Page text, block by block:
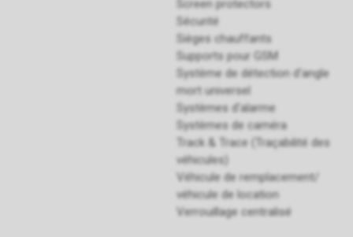
Screen protectors
Sécurité
Sièges chauffants
Supports pour GSM
Système de détection d'angle
mort universel
Systèmes d'alarme
Systèmes de caméra
Track & Trace (Traçabilité des
véhicules)
Véhicule de remplacement/
véhicule de location
Verrouillage centralisé